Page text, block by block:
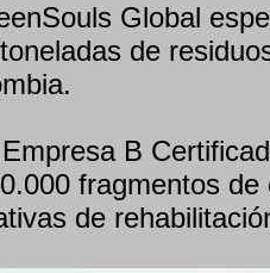
Global
de
Empresa B
fragmentos
de